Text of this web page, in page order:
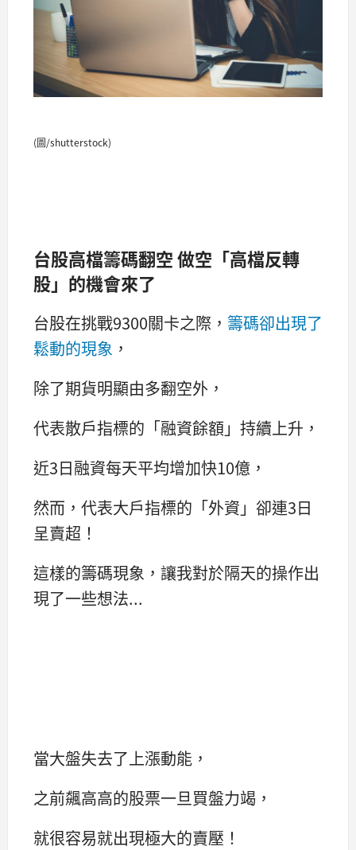
(圖/shutterstock)
台股高檔籌碼翻空 做空「高檔反轉
股」的機會來了
台股在挑戰9300關卡之際， 籌碼卻出現了
鬆動的現象 ，
除了期貨明顯由多翻空外，
代表散戶指標的「融資餘額」持續上升，
近3日融資每天平均增加快10億，
然而，代表大戶指標的「外資」卻連3日
呈賣超！
這樣的籌碼現象，讓我對於隔天的操作出
現了一些想法...
當大盤失去了上漲動能，
之前飆高高的股票一旦買盤力竭，
就很容易就出現極大的賣壓！